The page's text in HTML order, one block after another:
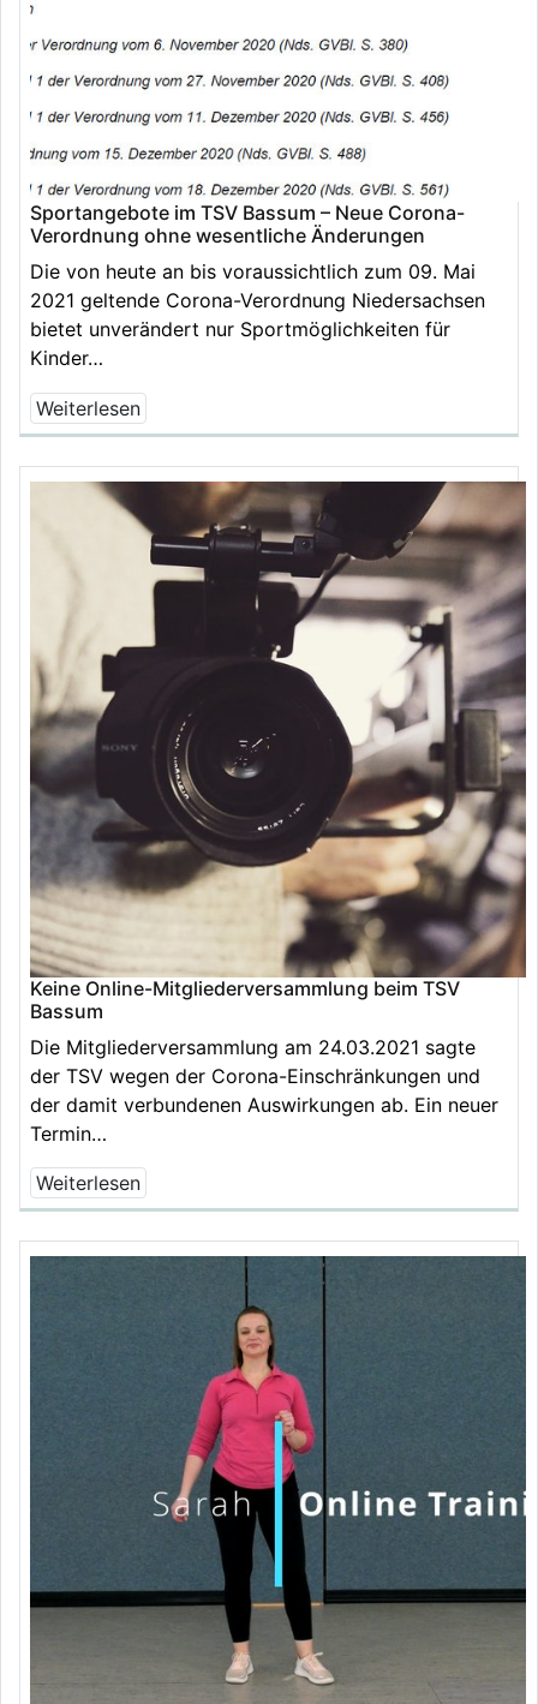
Sportangebote im TSV Bassum – Neue Corona-
Verordnung ohne wesentliche Änderungen
Die von heute an bis voraussichtlich zum 09. Mai
2021 geltende Corona-Verordnung Niedersachsen
bietet unverändert nur Sportmöglichkeiten für
Kinder…
Weiterlesen
Keine Online-Mitgliederversammlung beim TSV
Bassum
Die Mitgliederversammlung am 24.03.2021 sagte
der TSV wegen der Corona-Einschränkungen und
der damit verbundenen Auswirkungen ab. Ein neuer
Termin…
Weiterlesen